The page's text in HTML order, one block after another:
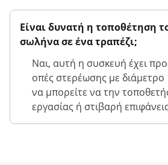
Είναι δυνατή η τοποθέτηση
σωλήνα σε ένα τραπέζι;
Ναι, αυτή η συσκευή έχει
οπές στερέωσης με
να μπορείτε να την
εργασίας ή στιβαρή